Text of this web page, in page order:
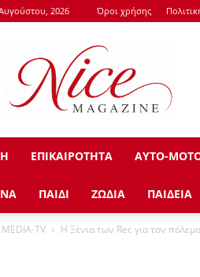
2026 Όροι χρήσης
NiceMagazine.Gr
ΕΠΙΚΑΙΡΟΤΗΤΑ ΑΥΤΟ-
ΠΑΙΔΙ ΖΩΔΙΑ ΠΑΙΔΕΙΑ
ΜEDIA-TV H Ξένια των Rec για τον